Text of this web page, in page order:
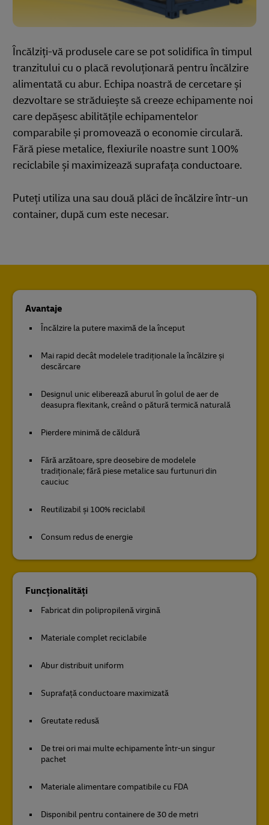
Încălziți-vă produsele care se pot solidifica în timpul
tranzitului cu o placă revoluționară pentru încălzire
alimentată cu abur. Echipa noastră de cercetare și
dezvoltare se străduiește să creeze echipamente noi
care depășesc abilitățile echipamentelor
comparabile și promovează o economie circulară.
Fără piese metalice, flexiurile noastre sunt 100%
reciclabile și maximizează suprafața conductoare.
Puteți utiliza una sau două plăci de încălzire într-un
container, după cum este necesar.
Avantaje
Încălzire la putere maximă de la început
Mai rapid decât modelele tradiționale la încălzire și
descărcare
Designul unic eliberează aburul în golul de aer de
deasupra flexitank, creând o pătură termică naturală
Pierdere minimă de căldură
Fără arzătoare, spre deosebire de modelele
tradiționale; fără piese metalice sau furtunuri din
cauciuc
Reutilizabil și 100% reciclabil
Consum redus de energie
Funcţionalități
Fabricat din polipropilenă virgină
Materiale complet reciclabile
Abur distribuit uniform
Suprafață conductoare maximizată
Greutate redusă
De trei ori mai multe echipamente într-un singur
pachet
Materiale alimentare compatibile cu FDA
Disponibil pentru containere de 30 de metri